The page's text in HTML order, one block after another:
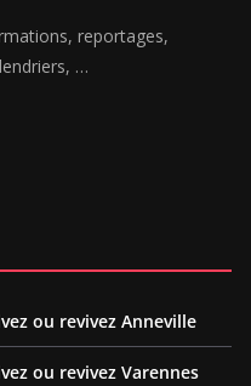
reportages,
…
ou revivez Anneville
ou revivez Varennes